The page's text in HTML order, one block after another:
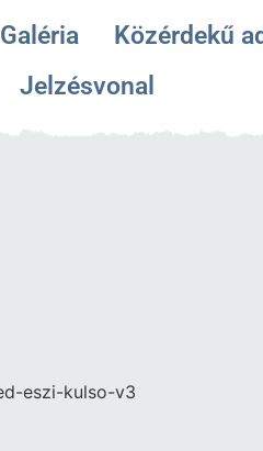
Galéria Közérdekű
Jelzésvonal